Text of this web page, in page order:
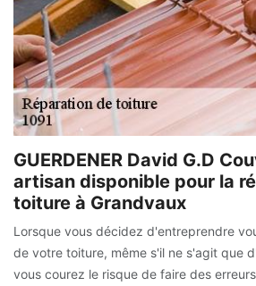
GUERDENER David G.D
artisan disponible pour la
toiture à Grandvaux
Lorsque vous décidez d'entreprendre
de votre toiture, même s'il ne s'agit que
vous courez le risque de faire des